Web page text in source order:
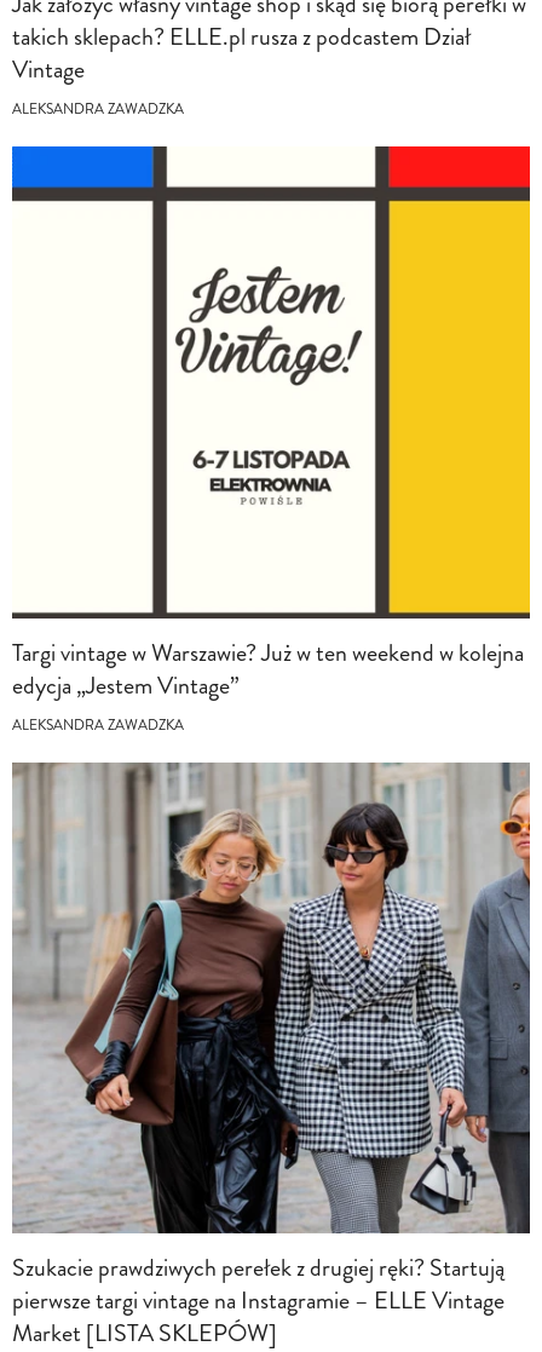
takich sklepach? ELLE.pl rusza z podcastem Dział
Vintage
ALEKSANDRA ZAWADZKA
Targi vintage w Warszawie? Już w ten weekend w kolejna
edycja „Jestem Vintage”
ALEKSANDRA ZAWADZKA
Szukacie prawdziwych perełek z drugiej ręki? Startują
pierwsze targi vintage na Instagramie – ELLE Vintage
Market [LISTA SKLEPÓW]